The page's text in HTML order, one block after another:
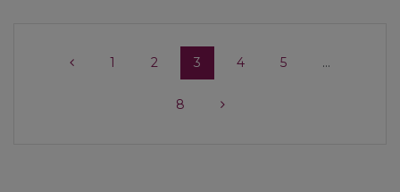
1 2 3 4 5 …
8